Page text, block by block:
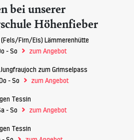
bei unserer
Höhenfieber
Firn/Eis) Lämmerenhütte
- So
> zum Angebot
zum Grimselpass
- So
> zum Angebot
Tessin
- So
> zum Angebot
Tessin